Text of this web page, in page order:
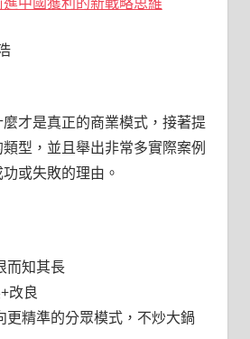
才是真正的商業模式，接著提
型，並且舉出非常多實際案例
或失敗的理由。
而知其長
改良
更精準的分眾模式，不炒大鍋